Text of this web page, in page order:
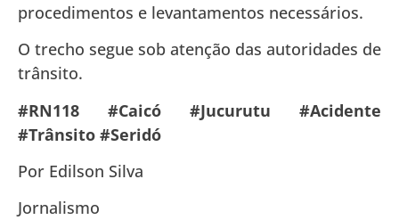
procedimentos e levantamentos necessários.
O trecho segue sob atenção das autoridades de
trânsito.
#RN118 #Caicó #Jucurutu #Acidente
#Trânsito #Seridó
Por Edilson Silva
Jornalismo